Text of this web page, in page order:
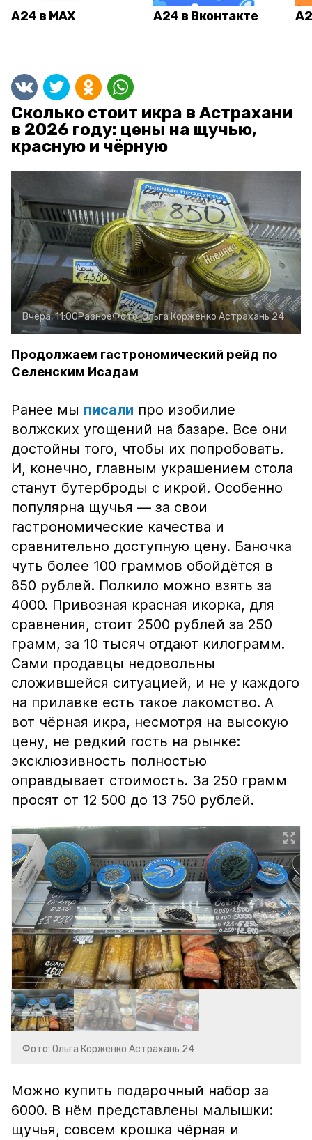
А24 в MAX А24 в Вконтакте
Сколько стоит икра в Астрахани
в 2026 году: цены на щучью,
красную и чёрную
Вчера, 11:00РазноеФото:Ольга Корженко Астрахань 24
Продолжаем гастрономический рейд по
Селенским Исадам
Ранее мы писали про изобилие
волжских угощений на базаре. Все они
достойны того, чтобы их попробовать.
И, конечно, главным украшением стола
станут бутерброды с икрой. Особенно
популярна щучья — за свои
гастрономические качества и
сравнительно доступную цену. Баночка
чуть более 100 граммов обойдётся в
850 рублей. Полкило можно взять за
4000. Привозная красная икорка, для
сравнения, стоит 2500 рублей за 250
грамм, за 10 тысяч отдают килограмм.
Сами продавцы недовольны
сложившейся ситуацией, и не у каждого
на прилавке есть такое лакомство. А
вот чёрная икра, несмотря на высокую
цену, не редкий гость на рынке:
эксклюзивность полностью
оправдывает стоимость. За 250 грамм
просят от 12 500 до 13 750 рублей.
Фото: Ольга Корженко Астрахань 24
Можно купить подарочный набор за
6000. В нём представлены малышки:
щучья, совсем крошка чёрная и